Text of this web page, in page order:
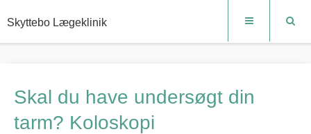
Skyttebo Lægeklinik
Skal du have undersøgt din
tarm? Koloskopi